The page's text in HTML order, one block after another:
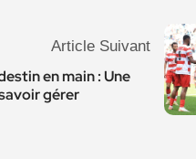
Article Suivant
en main : Une
gérer